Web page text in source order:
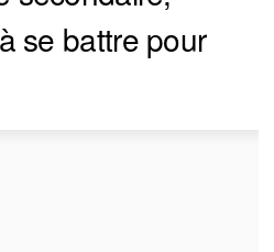
se battre pour